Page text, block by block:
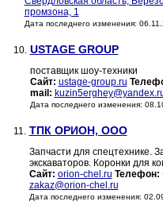
промзона, 1
Дата последнего изменения:
10. USTAGE GROUP
поставщик шоу-техники
Сайт: ustage-group.ru
mail:
Дата последнего изменения:
11. ТПК ОРИОН, ООО
Запчасти для спецтехнике.
экскаваторов. Коронки для
Сайт: orion-chel.ru Телефон:
zakaz@orion-chel.ru
Дата последнего изменения: